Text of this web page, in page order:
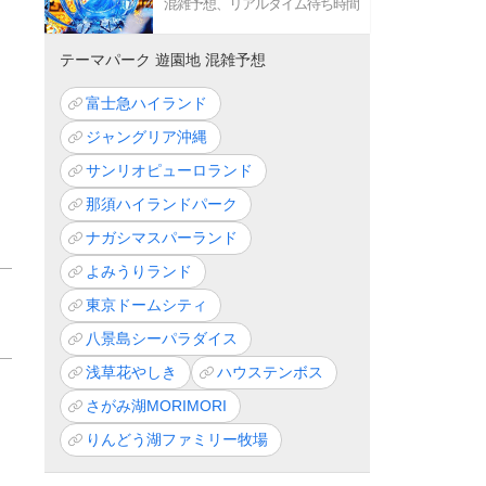
混雑予想、リアルタイム待ち時間
テーマパーク 遊園地 混雑予想
富士急ハイランド
ジャングリア沖縄
サンリオピューロランド
那須ハイランドパーク
ナガシマスパーランド
よみうりランド
東京ドームシティ
八景島シーパラダイス
浅草花やしき
ハウステンボス
さがみ湖MORIMORI
りんどう湖ファミリー牧場